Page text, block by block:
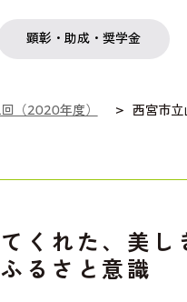
顕彰・助成・奨学金
日本語交流
プログラム 社会啓発事業
（2020年度） 西宮市立
くれた、美し
るさと意識